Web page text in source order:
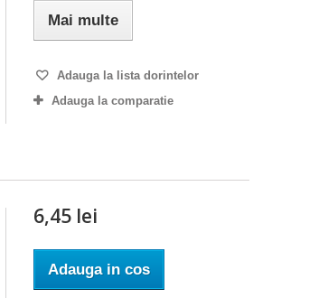
Mai multe
Adauga la lista dorintelor
Adauga la comparatie
6,45 lei
Adauga in cos